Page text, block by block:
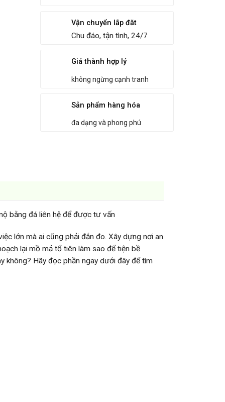
Vận chuyển lắp đăt
Chu đáo, tận tình, 24/7
Giá thành hợp lý
không ngừng cạnh tranh
Sản phẩm hàng hóa
đa dạng và phong phú
bằng đá liên hệ để được tư vấn
lớn mà ai cũng phải đắn đo. Xây dựng nơi an
lại mồ mả tổ tiên làm sao để tiện bề
không? Hãy đọc phần ngay dưới đây để tìm